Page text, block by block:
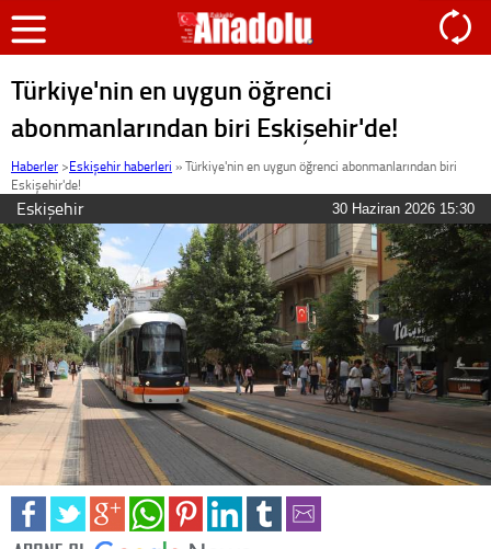
Türkiye'nin en uygun öğrenci
abonmanlarından biri Eskişehir'de!
Haberler >Eskişehir haberleri »Türkiye'nin en uygun öğrenci abonmanlarından biri
Eskişehir'de!
Eskişehir 30 Haziran 2026 15:30